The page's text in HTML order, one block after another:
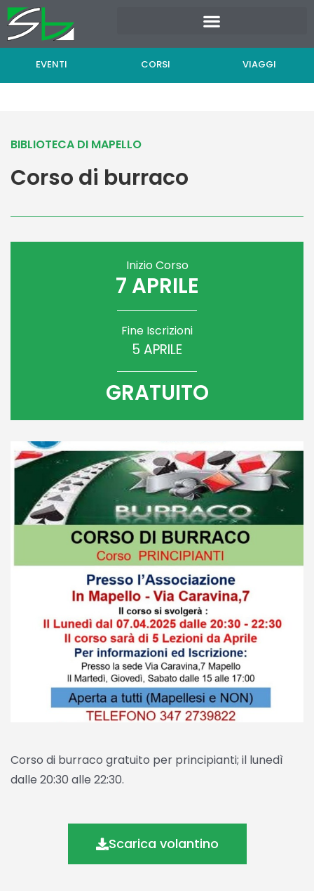
Vai
al
contenuto
EVENTI CORSI VIAGGI
BIBLIOTECA DI MAPELLO
Corso di burraco
Inizio Corso
7 APRILE
Fine Iscrizioni
5 APRILE
GRATUITO
Corso di burraco gratuito per principianti; il lunedì
dalle 20:30 alle 22:30.
Scarica volantino